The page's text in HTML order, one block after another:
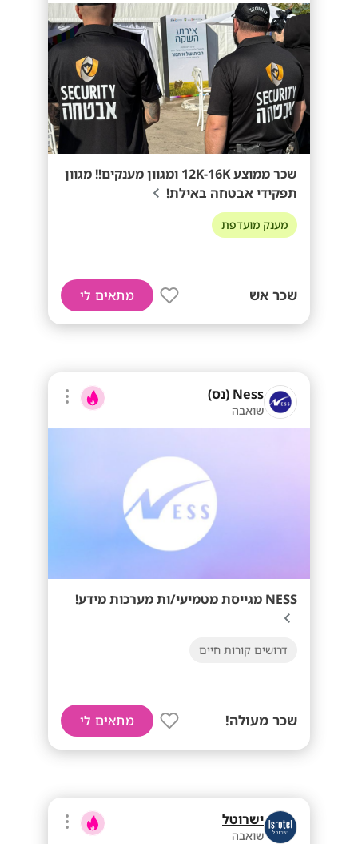
שכר ממוצע 12K-16K ומגוון מענקים!! מגוון
תפקידי אבטחה באילת!
מענק מועדפת
שכר אש מתאים לי
Ness (נס)
שואבה
NESS מגייסת מטמיעי/ות מערכות מידע!
דרושים קורות חיים
שכר מעולה! מתאים לי
ישרוטל
שואבה